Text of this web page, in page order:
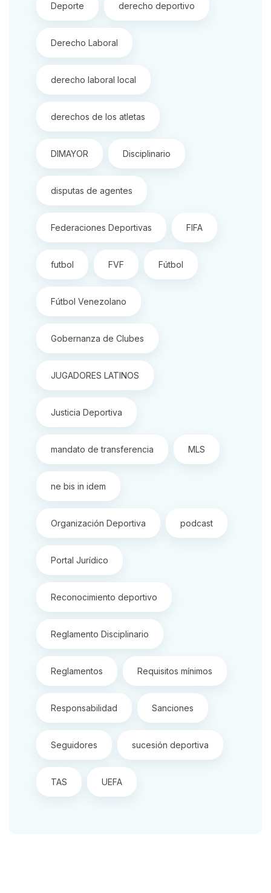
Deporte derecho deportivo
Derecho Laboral
derecho laboral local
derechos de los atletas
DIMAYOR Disciplinario
disputas de agentes
Federaciones Deportivas FIFA
futbol FVF Fútbol
Fútbol Venezolano
Gobernanza de Clubes
JUGADORES LATINOS
Justicia Deportiva
mandato de transferencia MLS
ne bis in idem
Organización Deportiva podcast
Portal Jurídico
Reconocimiento deportivo
Reglamento Disciplinario
Reglamentos Requisitos mínimos
Responsabilidad Sanciones
Seguidores sucesión deportiva
TAS UEFA